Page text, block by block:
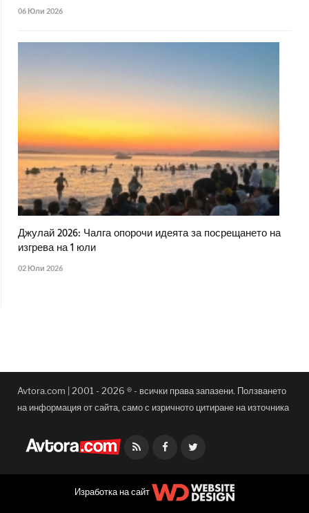
06 Юли 2026
Джулай 2026: Чалга опорочи идеята за посрещането на
изгрева на 1 юли
02 Юли 2026
Avtora.com | 2001 - 2026 ® - всички права запазени. Ползването
на информация от сайта, само с изричното цитиране на източника
Facebook
Изработка на сайт